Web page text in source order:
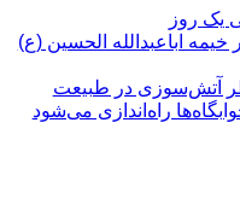
اباعبدالله الحسین (ع)
آتش‌سوزی در طبیعت
راه‌اندازی می‌شود